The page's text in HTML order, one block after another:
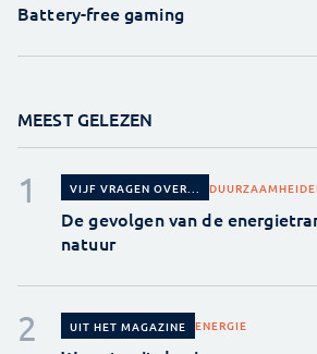
Battery-free gaming
MEEST GELEZEN
VIJF VRAGEN OVER... DUURZAAMHEID
De gevolgen van de
natuur
UIT HET MAGAZINE ENERGIE